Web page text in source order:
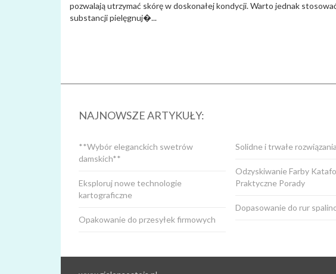
pozwalają utrzymać skórę w doskonałej kondycji. Warto jednak
substancji pielęgnuj�...
NAJNOWSZE ARTYKUŁY:
Solidne i trwałe
**Wybór eleganckich swetrów
damskich**
Odzyskiwanie Farby
Praktyczne Porady
Eksploruj nowe technologie
kartograficzne
Dopasowanie do rur
Opakowanie do przesyłek firmowych